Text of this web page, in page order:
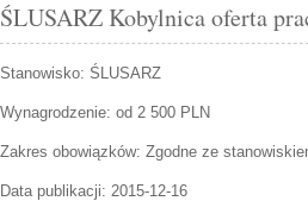
ŚLUSARZ Kobylnica oferta
Stanowisko: ŚLUSARZ
Wynagrodzenie: od 2 500 PLN
Zakres obowiązków: Zgodne ze
Data publikacji: 2015-12-16